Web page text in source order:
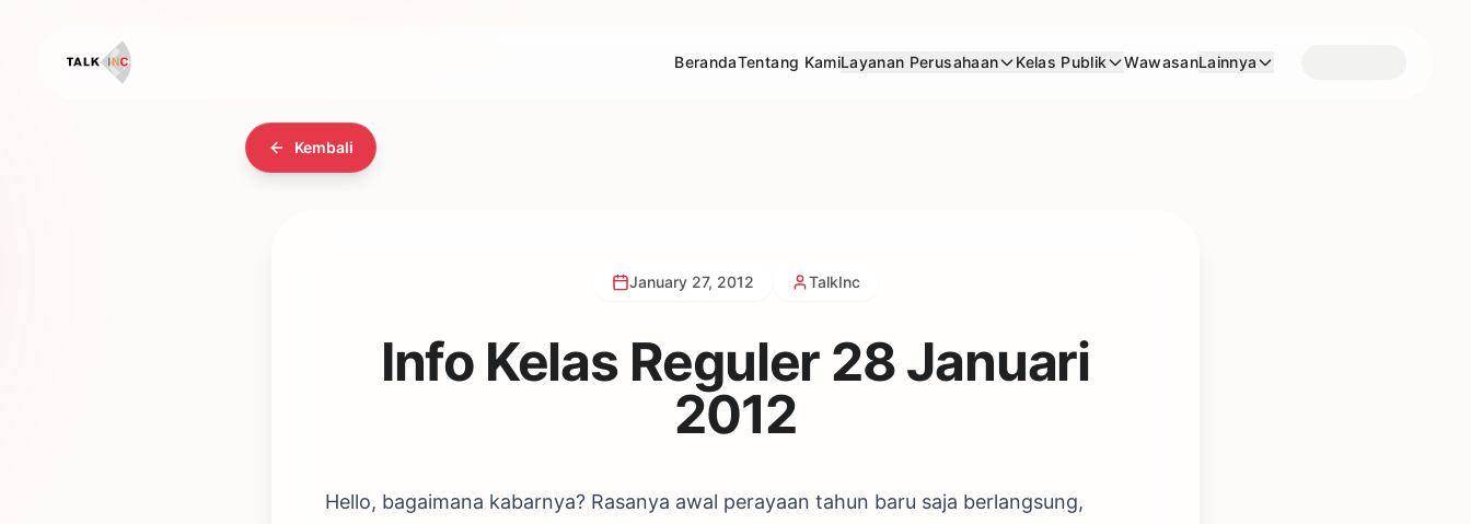
BerandaTentang KamiLayanan Perusahaan Kelas Publik WawasanLainnya
Kembali
January 27, 2012 TalkInc
Info Kelas Reguler 28 Januari
2012
Hello, bagaimana kabarnya? Rasanya awal perayaan tahun baru saja berlangsung,